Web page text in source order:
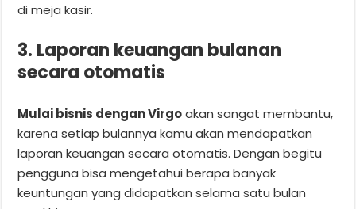
di meja kasir.
3. Laporan keuangan bulanan
secara otomatis
Mulai bisnis dengan Virgoakan sangat membantu,
karena setiap bulannya kamu akan mendapatkan
laporan keuangan secara otomatis. Dengan begitu
pengguna bisa mengetahui berapa banyak
keuntungan yang didapatkan selama satu bulan